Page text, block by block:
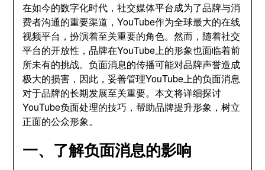
在如今的数字化时代，社交媒体平台成为了品牌与消
费者沟通的重要渠道，YouTube作为全球最大的在线
视频平台，扮演着至关重要的角色。然而，随着社交
平台的开放性，品牌在YouTube上的形象也面临着前
所未有的挑战。负面消息的传播可能对品牌声誉造成
极大的损害，因此，妥善管理YouTube上的负面消息
对于品牌的长期发展至关重要。本文将详细探讨
YouTube负面处理的技巧，帮助品牌提升形象，树立
正面的公众形象。
一、了解负面消息的影响